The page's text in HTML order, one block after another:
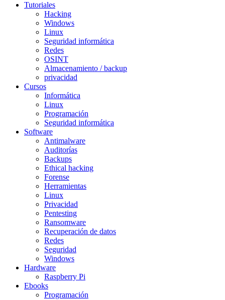
Tutoriales
Hacking
Windows
Linux
Seguridad informática
Redes
OSINT
Almacenamiento / backup
privacidad
Cursos
Informática
Linux
Programación
Seguridad informática
Software
Antimalware
Auditorías
Backups
Ethical hacking
Forense
Herramientas
Linux
Privacidad
Pentesting
Ransomware
Recuperación de datos
Redes
Seguridad
Windows
Hardware
Raspberry Pi
Ebooks
Programación